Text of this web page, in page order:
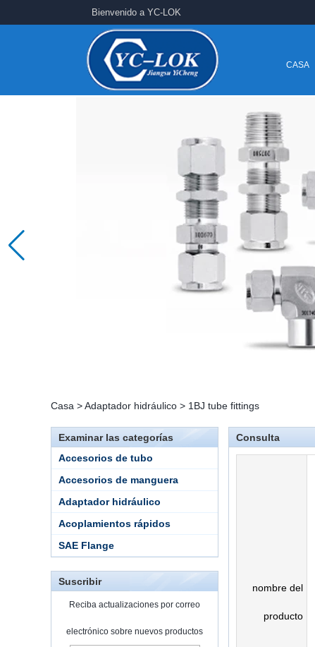
Bienvenido a YC-LOK
CASA
Casa >Adaptador hidráulico > 1BJ tube fittings
Examinar las categorías
Accesorios de tubo
Accesorios de manguera
Adaptador hidráulico
Acoplamientos rápidos
SAE Flange
Suscribir
Reciba actualizaciones por correo
electrónico sobre nuevos productos
Consulta
nombre del
producto